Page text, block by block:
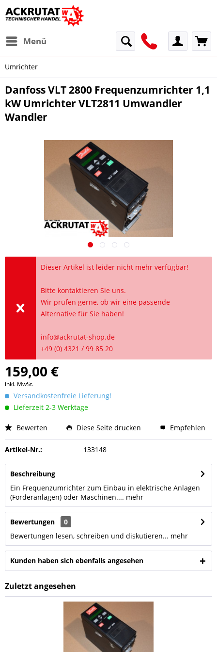
Menü
Umrichter
Danfoss VLT 2800 Frequenzumrichter 1,1
kW Umrichter VLT2811 Umwandler
Wandler
Dieser Artikel ist leider nicht mehr verfügbar!
Bitte kontaktieren Sie uns.
Wir prüfen gerne, ob wir eine passende
Alternative für Sie haben!
info@ackrutat-shop.de
+49 (0) 4321 / 99 85 20
159,00 €
inkl. MwSt.
Versandkostenfreie Lieferung!
Lieferzeit 2-3 Werktage
Bewerten Diese Seite drucken Empfehlen
Artikel-Nr.: 133148
Beschreibung
Ein Frequenzumrichter zum Einbau in elektrische Anlagen
(Förderanlagen) oder Maschinen.... mehr
Bewertungen
0
Bewertungen lesen, schreiben und diskutieren... mehr
Kunden haben sich ebenfalls angesehen
Zuletzt angesehen